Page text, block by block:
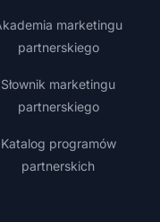
marketingu
partnerskiego
Słownik marketingu
partnerskiego
Katalog programów
partnerskich